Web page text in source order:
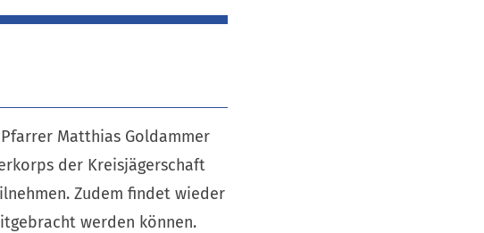
Matthias Goldammer
der Kreisjägerschaft
Zudem findet wieder
werden können.